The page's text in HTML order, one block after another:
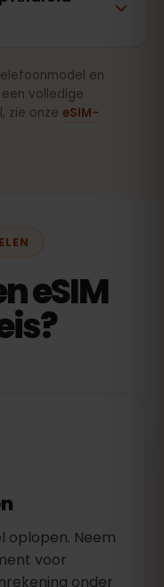
en
volledige
zie onze eSIM-
eSIM
oplopen. Neem
voor
onder